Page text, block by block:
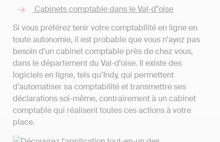
Cabinets comptable dans le Val-d"oise
Si vous préférez tenir votre comptabilité en ligne en
toute autonomie, il est probable que vous n'ayez pas
besoin d'un cabinet comptable près de chez vous,
dans le département du Val-d'oise. Il existe des
logiciels en ligne, tels qu’Indy, qui permettent
d’automatiser sa comptabilité et transmettre ses
déclarations soi-même, contrairement à un cabinet
comptable qui réalisent toutes ces actions à votre
place.